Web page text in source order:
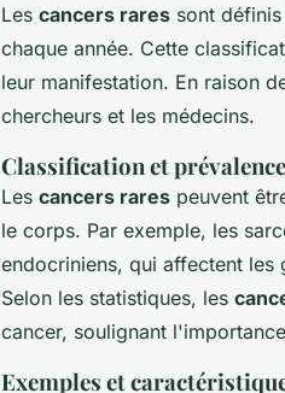
Les cancers rares sont
chaque année. Cette
leur manifestation. En raison
chercheurs et les médecins.
Classification et prévalence
Les cancers rares peuvent
le corps. Par exemple, les
endocriniens, qui affectent
Selon les statistiques, les
cancer, soulignant
Exemples et